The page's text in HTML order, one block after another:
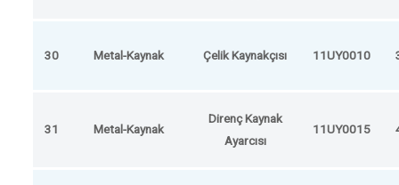
30 Metal-Kaynak Çelik Kaynakçısı 11UY0010
31 Metal-Kaynak
Direnç Kaynak
Ayarcısı
11UY0015